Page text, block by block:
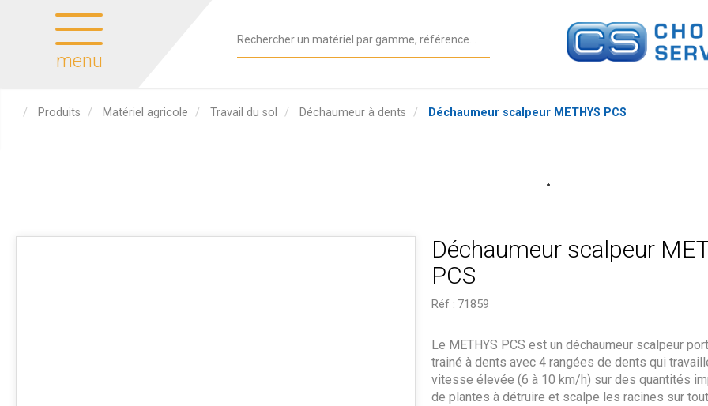
menu
Produits Matériel agricole Travail du sol Déchaumeur à dents Déchaumeur scalpeur METHYS PCS
Déchaumeur scalpeur
PCS
Réf : 71859
Le METHYS PCS est un déchaumeur scalpeur
trainé à dents avec 4 rangées de dents qui
vitesse élevée (6 à 10 km/h) sur des quantités
de plantes à détruire et scalpe les racines sur